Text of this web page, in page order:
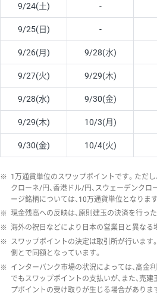
9/24(土) -
9/25(日) -
9/26(月) 9/28(水)
9/27(火) 9/29(木)
9/28(水) 9/30(金)
9/29(木) 10/3(月)
9/30(金) 10/4(火)
※ 1万通貨単位のスワップポイントです。ただし
クローネ/円、香港ドル/円、スウェーデンク
ージ銘柄については、10万通貨単位となります
※ 現金残高への反映は、原則建玉の決済を行っ
※ 海外の祝日などにより日本の営業日と異なる
※ スワップポイントの決定は取引所が行います
側とで同額となっています。
※ インターバンク市場の状況によっては、高金
でもスワップポイントの支払いが、また、売
プポイントの受け取りが生じる場合がありま